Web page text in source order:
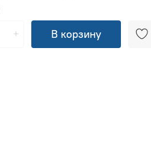
В корзину